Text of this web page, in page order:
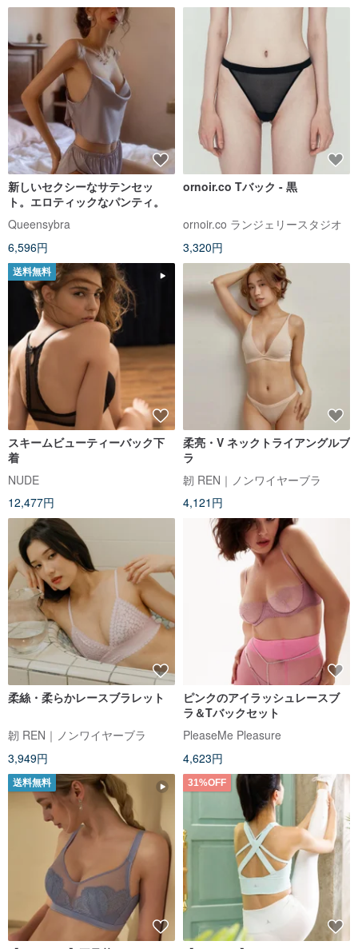
新しいセクシーなサテンセッ
ト。エロティックなパンティ。
Queensybra
6,596円
ornoir.co Tバック - 黒
ornoir.co ランジェリースタジオ
3,320円
送料無料
スキームビューティーバック下
着
NUDE
12,477円
柔亮・V ネックトライアングルブ
ラ
韌 REN｜ノンワイヤーブラ
4,121円
柔絲・柔らかレースブラレット
韌 REN｜ノンワイヤーブラ
3,949円
ピンクのアイラッシュレースブ
ラ＆Tバックセット
PleaseMe Pleasure
4,623円
送料無料 31%OFF